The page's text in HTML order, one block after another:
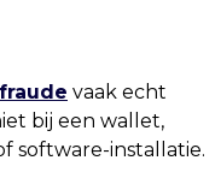
fraude vaak echt
bij een wallet,
software-installatie.